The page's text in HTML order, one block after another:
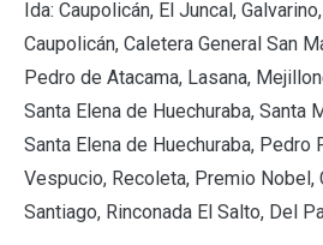
Ida: Caupolicán, El Juncal,
Caupolicán, Caletera General San
Pedro de Atacama, Lasana,
Santa Elena de Huechuraba, Santa
Santa Elena de Huechuraba, Pedro
Vespucio, Recoleta, Premio Nobel,
Santiago, Rinconada El Salto, Del